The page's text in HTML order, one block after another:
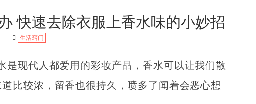
快速去除衣服上香水味的小妙招
生活窍门
是现代人都爱用的彩妆产品，香水可以让我们散
比较浓，留香也很持久，喷多了闻着会恶心想